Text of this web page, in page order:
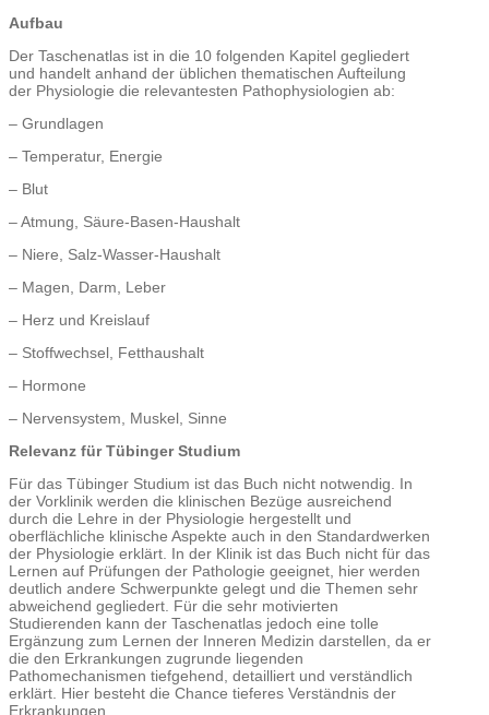
Aufbau
Der Taschenatlas ist in die 10 folgenden Kapitel gegliedert
und handelt anhand der üblichen thematischen Aufteilung
der Physiologie die relevantesten Pathophysiologien ab:
– Grundlagen
– Temperatur, Energie
– Blut
– Atmung, Säure-Basen-Haushalt
– Niere, Salz-Wasser-Haushalt
– Magen, Darm, Leber
– Herz und Kreislauf
– Stoffwechsel, Fetthaushalt
– Hormone
– Nervensystem, Muskel, Sinne
Relevanz für Tübinger Studium
Für das Tübinger Studium ist das Buch nicht notwendig. In
der Vorklinik werden die klinischen Bezüge ausreichend
durch die Lehre in der Physiologie hergestellt und
oberflächliche klinische Aspekte auch in den Standardwerken
der Physiologie erklärt. In der Klinik ist das Buch nicht für das
Lernen auf Prüfungen der Pathologie geeignet, hier werden
deutlich andere Schwerpunkte gelegt und die Themen sehr
abweichend gegliedert. Für die sehr motivierten
Studierenden kann der Taschenatlas jedoch eine tolle
Ergänzung zum Lernen der Inneren Medizin darstellen, da er
die den Erkrankungen zugrunde liegenden
Pathomechanismen tiefgehend, detailliert und verständlich
erklärt. Hier besteht die Chance tieferes Verständnis der
Erkrankungen.